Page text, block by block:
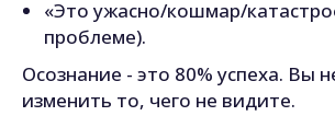
«Это ужасно/кошмар/
проблеме).
Осознание - это 80% успеха. Вы
изменить то, чего не видите.